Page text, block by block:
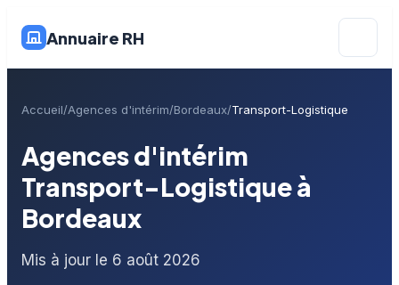
Annuaire RH
Accueil Agences d'intérim Bordeaux Transport-Logistique
Agences d'intérim
Transport-Logistique à
Bordeaux
Mis à jour le 6 août 2026